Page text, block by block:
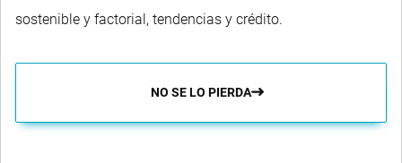
sostenible y factorial, tendencias y crédito.
NO SE LO PIERDA